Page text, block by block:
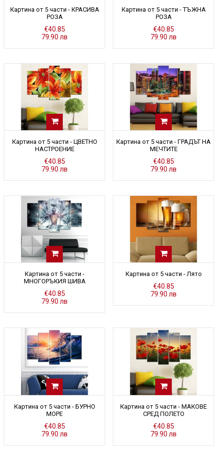
Картина от 5 части - КРАСИВА
РОЗА
€40.85
79.90 лв
Картина от 5 части - ТЪЖНА
РОЗА
€40.85
79.90 лв
Картина от 5 части - ЦВЕТНО
НАСТРОЕНИЕ
€40.85
79.90 лв
Картина от 5 части - ГРАДЪТ НА
МЕЧТИТЕ
€40.85
79.90 лв
Картина от 5 части -
МНОГОРЪКИЯ ШИВА
€40.85
79.90 лв
Картина от 5 части - Лято
€40.85
79.90 лв
Картина от 5 части - БУРНО
МОРЕ
€40.85
79.90 лв
Картина от 5 части - МАКОВЕ
СРЕД ПОЛЕТО
€40.85
79.90 лв